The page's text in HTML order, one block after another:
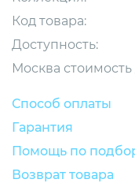
Код товара:
Доступность:
Москва стоимость
Способ оплаты
Гарантия
Помощь по
Возврат товара